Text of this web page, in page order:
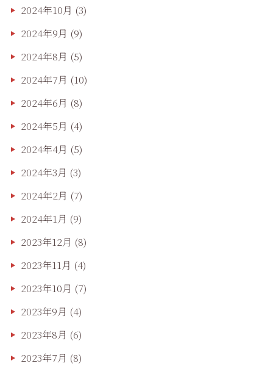
2024年10月 (3)
2024年9月 (9)
2024年8月 (5)
2024年7月 (10)
2024年6月 (8)
2024年5月 (4)
2024年4月 (5)
2024年3月 (3)
2024年2月 (7)
2024年1月 (9)
2023年12月 (8)
2023年11月 (4)
2023年10月 (7)
2023年9月 (4)
2023年8月 (6)
2023年7月 (8)